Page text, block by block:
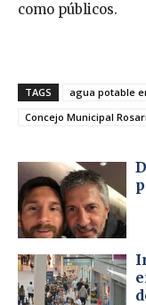
como públicos.
TAGS
agua potable
Concejo Municipal